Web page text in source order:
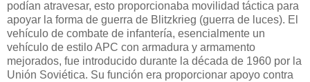
podían atravesar, esto proporcionaba movilidad táctica para
apoyar la forma de guerra de Blitzkrieg (guerra de luces). El
vehículo de combate de infantería, esencialmente un
vehículo de estilo APC con armadura y armamento
mejorados, fue introducido durante la década de 1960 por la
Unión Soviética. Su función era proporcionar apoyo contra